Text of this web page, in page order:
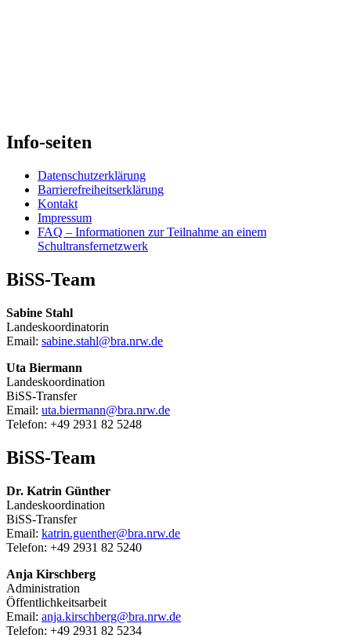
Info-seiten
Datenschutzerklärung
Barrierefreiheitserklärung
Kontakt
Impressum
FAQ – Informationen zur Teilnahme an einem
Schultransfernetzwerk
BiSS-Team
Sabine Stahl
Landeskoordinatorin
Email: sabine.stahl@bra.nrw.de
Uta Biermann
Landeskoordination
BiSS-Transfer
Email: uta.biermann@bra.nrw.de
Telefon: +49 2931 82 5248
BiSS-Team
Dr. Katrin Günther
Landeskoordination
BiSS-Transfer
Email: katrin.guenther@bra.nrw.de
Telefon: +49 2931 82 5240
Anja Kirschberg
Administration
Öffentlichkeitsarbeit
Email: anja.kirschberg@bra.nrw.de
Telefon: +49 2931 82 5234